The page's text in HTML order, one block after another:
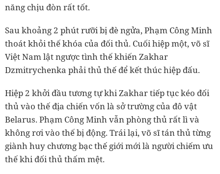
năng chịu đòn rất tốt.
Sau khoảng 2 phút rưỡi bị đè ngửa, Phạm Công Minh
thoát khỏi thế khóa của đối thủ. Cuối hiệp một, võ sĩ
Việt Nam lật ngược tình thế khiến Zakhar
Dzmitrychenka phải thủ thế để kết thúc hiệp đấu.
Hiệp 2 khởi đầu tương tự khi Zakhar tiếp tục kéo đối
thủ vào thế địa chiến vốn là sở trường của đô vật
Belarus. Phạm Công Minh vẫn phòng thủ rất lì và
không rơi vào thế bị động. Trái lại, võ sĩ tán thủ từng
giành huy chương bạc thế giới mới là người chiếm ưu
thế khi đối thủ thấm mệt.